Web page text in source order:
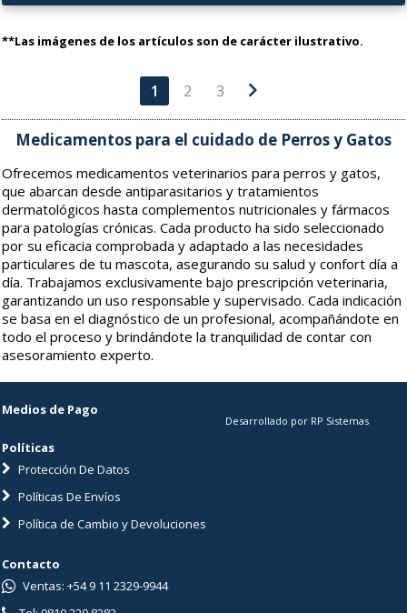
**Las imágenes de los artículos son de carácter ilustrativo.
1 2 3 chevron_right
Medicamentos para el cuidado de Perros y Gatos
Ofrecemos medicamentos veterinarios para perros y gatos,
que abarcan desde antiparasitarios y tratamientos
dermatológicos hasta complementos nutricionales y fármacos
para patologías crónicas. Cada producto ha sido seleccionado
por su eficacia comprobada y adaptado a las necesidades
particulares de tu mascota, asegurando su salud y confort día a
día. Trabajamos exclusivamente bajo prescripción veterinaria,
garantizando un uso responsable y supervisado. Cada indicación
se basa en el diagnóstico de un profesional, acompañándote en
todo el proceso y brindándote la tranquilidad de contar con
asesoramiento experto.
Medios de Pago
Políticas
Protección De Datos
Políticas De Envíos
Política de Cambio y Devoluciones
Desarrollado por RP Sistemas
Contacto
Ventas: +54 9 11 2329-9944